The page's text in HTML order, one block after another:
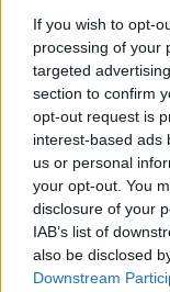
If you wish to opt-
processing of your
targeted
section to confirm
opt-out request is
interest-based ads
us or personal
your opt-out. You
disclosure of your
IAB’s list of
also be disclosed
Downstream
Sfintei Cruci.
Sfânta